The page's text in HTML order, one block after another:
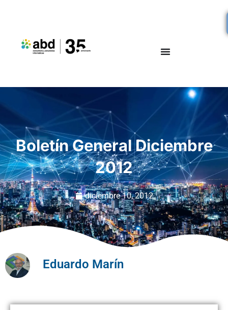
Boletín General Diciembre
2012
diciembre 10, 2012
Eduardo Marín